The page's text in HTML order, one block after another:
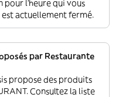
l'heure qui vous
actuellement fermé.
par Restaurante
propose des produits
Consultez la liste